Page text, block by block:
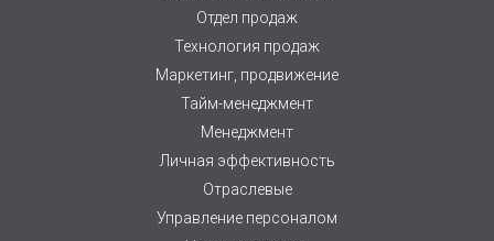
Отдел продаж
Технология продаж
Маркетинг, продвижение
Тайм-менеджмент
Менеджмент
Личная эффективность
Отраслевые
Управление персоналом